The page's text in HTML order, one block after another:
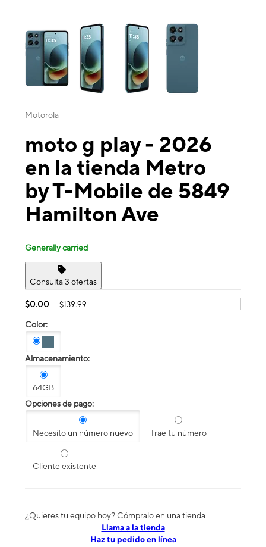
This carousel contains a column of small thumbnails. Selecting a
Motorola
moto g play - 2026
en la tienda Metro
by T-Mobile de 5849
Hamilton Ave
Generally carried
Consulta 3 ofertas
$0.00 $139.99
Color:
Almacenamiento:
64GB
Opciones de pago:
Necesito un número nuevo Trae tu número
Cliente existente
¿Quieres tu equipo hoy? Cómpralo en una tienda
​​​​​​​Llama a la tienda
Haz tu pedido en línea